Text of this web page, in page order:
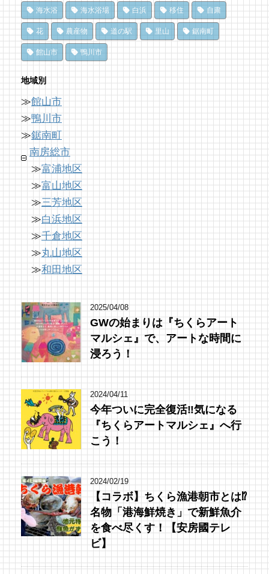
Cafe（道の駅とみうら枇杷倶楽部）
19 views|byあやの
【コラボ】ちくら漁港朝市とは⁉︎ 名物「港海
鮮焼き」で新鮮魚介を食べ尽くす！【安房國
テレビ】
17 views|by美里歩来(Poccuru)
ドライブ休憩にオススメ！「とみうら元気倶
楽部」でホッと一息♪
16 views|byフジイ ミツコ
行こう！〈前編〉
71 views|byshouji naomi
ドライブ休憩にオススメ！「とみうら元気倶
楽部」でホッと一息♪
66 views|byフジイ ミツコ
沼にハマった御朱印ハンターが行く! 神社仏
閣巡り【能蔵院(1)】
61 views|byshouji naomi
冬でも楽しめる！沖ノ島の無人島探検！
10,167 views|by福美
洗濯は持ち帰らない！カフェ併設のコインラ
ンドリーで帰宅前に洗濯
8,896 views|byなべたゆかり
「房総の駅とみうら」で夕食を済ませて渋滞
を回避しよう！
8,765 views|byari-iku
海水浴 海水浴場 白浜 移住 自粛
花 農産物 道の駅 里山 鋸南町
館山市 鴨川市
地域別
≫館山市
≫鴨川市
≫鋸南町
南房総市
≫富浦地区
≫富山地区
≫三芳地区
≫白浜地区
≫千倉地区
≫丸山地区
≫和田地区
2025/04/08
GWの始まりは『ちくらアート
マルシェ』で、アートな時間に
浸ろう！
2024/04/11
今年ついに完全復活‼︎気になる
『ちくらアートマルシェ』へ行
こう！
2024/02/19
【コラボ】ちくら漁港朝市とは⁉︎
名物「港海鮮焼き」で新鮮魚介
を食べ尽くす！【安房國テレ
ビ】